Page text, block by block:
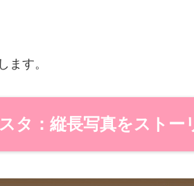
ます。
タ：縦長写真をストー